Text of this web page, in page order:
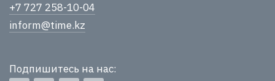
+7 727 258-10-04
inform@time.kz
Подпишитесь на нас: